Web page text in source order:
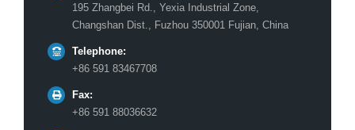
195 Zhangbei Rd., Yexia Industrial Zone,
Changshan Dist., Fuzhou 350001 Fujian, China
Telephone:
+86 591 83467708
Fax:
+86 591 88036632